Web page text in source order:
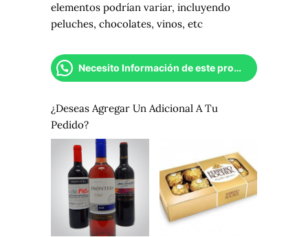
elementos podrían variar, incluyendo
peluches, chocolates, vinos, etc
Necesito Información de este producto
¿Deseas Agregar Un Adicional A Tu
Pedido?